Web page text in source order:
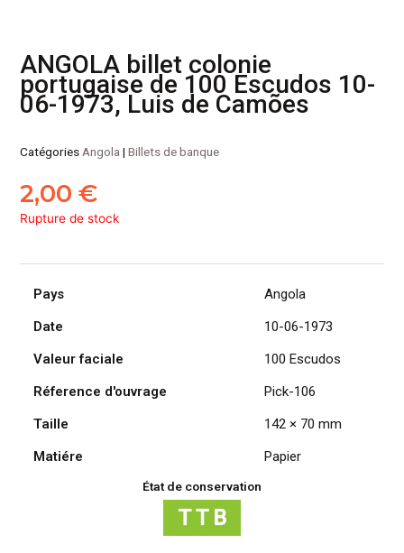
ANGOLA billet colonie
portugaise de 100 Escudos 10-
06-1973, Luis de Camões
Catégories Angola |Billets de banque
2,00€
Rupture de stock
Pays
Angola
Date
10-06-1973
Valeur faciale
100 Escudos
Réference d'ouvrage
Pick-106
Taille
142 × 70 mm
Matiére
Papier
État de conservation